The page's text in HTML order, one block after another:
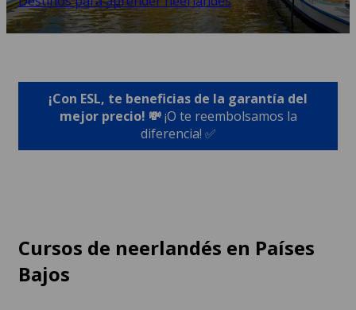
¡Con ESL, te beneficias de la garantía del
mejor precio! 💸¡O te reembolsamos la
diferencia! ✅
Cursos de neerlandés en Países
Bajos